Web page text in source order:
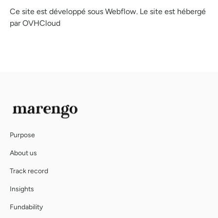
Ce site est développé sous Webflow. Le site est hébergé
par OVHCloud
Purpose
About us
Track record
Insights
Fundability